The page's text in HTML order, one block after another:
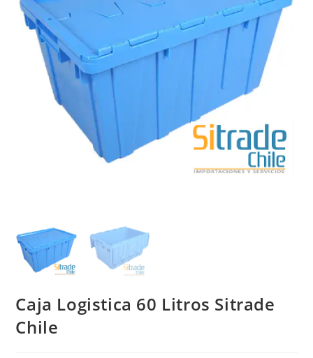
Caja Logistica 60 Litros Sitrade
Chile